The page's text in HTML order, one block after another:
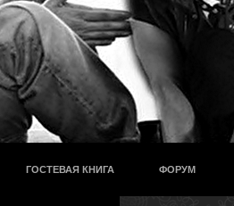
ГОСТЕВАЯ КНИГА ФОРУМ